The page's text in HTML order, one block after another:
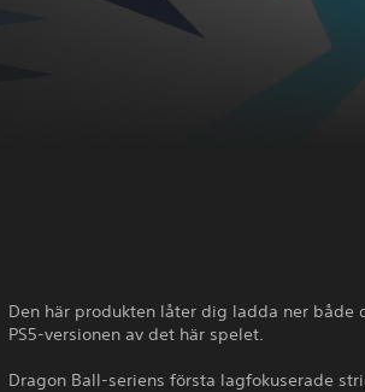
Den här produkten låter dig ladda ner både
PS5-versionen av det här spelet.
Dragon Ball-seriens första lagfokuserade